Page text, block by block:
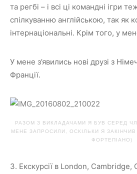
та регбі – і всі ці командні ігри
спілкуванню англійською, так як
інтернаціональні. Крім того, у
У мене з’явились нові друзі з
Франції.
РАЗОМ З ВИКЛАДАЧАМИ Я БУВ СЕРЕД
МЕНЕ ЗАПРОСИЛИ, ОСКІЛЬКИ Я ЗАКІНЧИВ
ФОРТЕПІАНО)
3. Екскурсії в London, Cambridge,